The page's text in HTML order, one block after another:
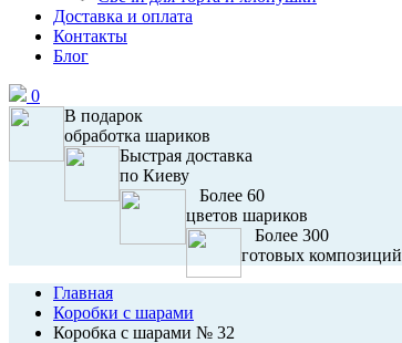
Доставка и оплата
Контакты
Блог
0
В подарок
обработка шариков
Быстрая доставка
по Киеву
Более 60
цветов шариков
Более 300
готовых композиций
Главная
Коробки с шарами
Коробка с шарами № 32